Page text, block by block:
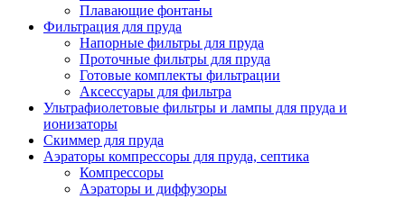
Плавающие фонтаны
Фильтрация для пруда
Напорные фильтры для пруда
Проточные фильтры для пруда
Готовые комплекты фильтрации
Аксессуары для фильтра
Ультрафиолетовые фильтры и лампы для пруда и
ионизаторы
Скиммер для пруда
Аэраторы компрессоры для пруда, септика
Компрессоры
Аэраторы и диффузоры